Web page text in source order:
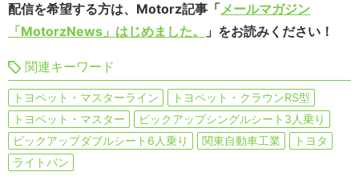
配信を希望する方は、Motorz記事「メールマガジン
「MotorzNews」はじめました。
」をお読みください！
関連キーワード
トヨペット・マスターライン
トヨペット・クラウンRS型
トヨペット・マスター
ピックアップシングルシート3人乗り
ピックアップダブルシート6人乗り
関東自動車工業
トヨタ
ライトバン